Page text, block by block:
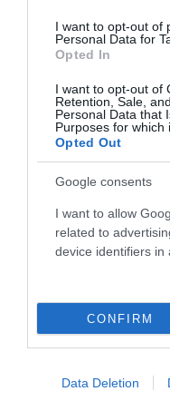
I want to opt-out of
Personal Data for
Opted In
I want to opt-out of
Retention, Sale,
Personal Data that
Purposes for which
Opted Out
Google consents
I want to allow
related to
device identifiers in
CONFIRM
Data Deletion
25.07.2026 ΠΟΛΟ
Στην
πέντε
Η Εθνική ομάδα πόλο
του Παγκοσμίου
Παναθηναϊκού στη